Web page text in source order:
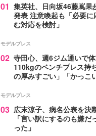
01 集英社、日向坂46藤嶌果
発表 注意喚起も「必要
む対応を検討」
モデルプレス
02 寺田心、週6ジム通いで
110kgのベンチプレス持
の厚みすごい」「かっこ
モデルプレス
03 広末涼子、病名公表を決
「言い訳にするのも嫌
った」